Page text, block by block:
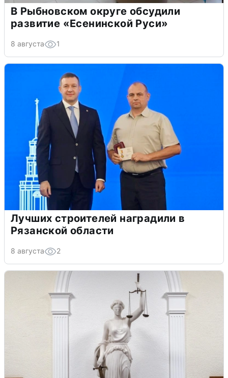
В Рыбновском округе обсудили
развитие «Есенинской Руси»
8 августа 1
Лучших строителей наградили в
Рязанской области
8 августа 2